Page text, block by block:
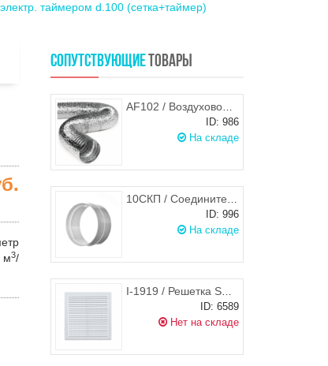
таймером d.100 (сетка+таймер)
м3/
СОПУТСТВУЮЩИЕТОВАРЫ
AF102 / Воздуховод гибкий металлизированный (гофра) d.102, ЭРА
ID: 986
На складе
10СКП / Соединитель круглого канала d.100, ЭРА
ID: 996
На складе
I-1919 / Решетка STORM одинарная 195х195 мм
ID: 6589
Нет на складе